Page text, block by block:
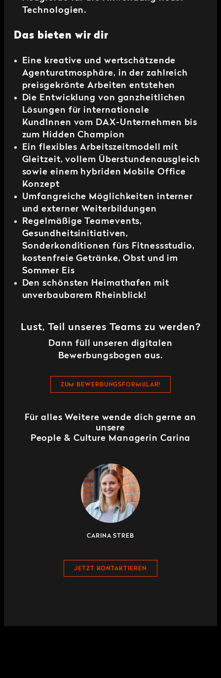
Technologien.
Das bieten wir dir
Eine kreative und wertschätzende
Agenturatmosphäre, in der zahlreich
preisgekrönte Arbeiten entstehen
Die Entwicklung von ganzheitlichen
Lösungen für internationale
Kund
Innen vom DAX-Unternehmen bis
zum Hidden Champion
Ein flexibles Arbeitszeitmodell mit
Gleitzeit, vollem Überstundenausgleich
sowie einem hybriden Mobile Office
Konzept
Umfangreiche Möglichkeiten interner
und externer Weiterbildungen
Regelmäßige Teamevents,
Gesundheitsinitiativen,
Sonderkonditionen fürs Fitnessstudio,
kostenfreie Getränke, Obst und im
Sommer Eis
Den schönsten Heimathafen mit
unverbaubarem Rheinblick!
Lust, Teil unseres Teams zu werden?
Dann füll unseren digitalen
Bewerbungsbogen aus.
ZUM BEWERBUNGSFORMULAR!
Für alles Weitere wende dich gerne an
unsere
People & Culture Managerin Carina
CARINA STREB
JETZT KONTAKTIEREN